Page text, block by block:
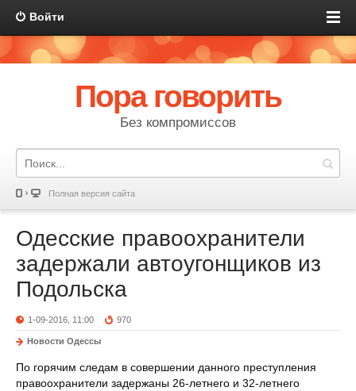
Войти
Пора говорить
Без компромиссов
Полная версия сайта
Одесские правоохранители
задержали автоугонщиков из
Подольска
1-09-2016, 11:00 970
Новости Одессы
По горячим следам в совершении данного преступления
правоохранители задержаны 26-летнего и 32-летнего